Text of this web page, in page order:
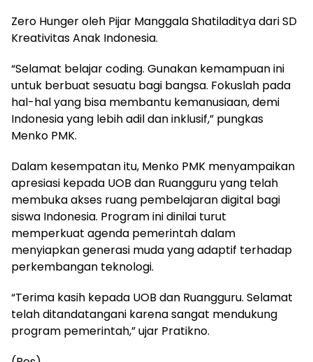
Zero Hunger oleh Pijar Manggala Shatiladitya dari SD
Kreativitas Anak Indonesia.
“Selamat belajar coding. Gunakan kemampuan ini
untuk berbuat sesuatu bagi bangsa. Fokuslah pada
hal-hal yang bisa membantu kemanusiaan, demi
Indonesia yang lebih adil dan inklusif,” pungkas
Menko PMK.
Dalam kesempatan itu, Menko PMK menyampaikan
apresiasi kepada UOB dan Ruangguru yang telah
membuka akses ruang pembelajaran digital bagi
siswa Indonesia. Program ini dinilai turut
memperkuat agenda pemerintah dalam
menyiapkan generasi muda yang adaptif terhadap
perkembangan teknologi.
“Terima kasih kepada UOB dan Ruangguru. Selamat
telah ditandatangani karena sangat mendukung
program pemerintah,” ujar Pratikno.